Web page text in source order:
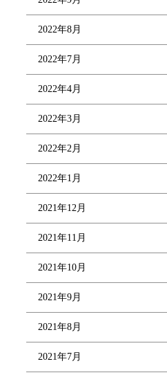
2022年8月
2022年7月
2022年4月
2022年3月
2022年2月
2022年1月
2021年12月
2021年11月
2021年10月
2021年9月
2021年8月
2021年7月